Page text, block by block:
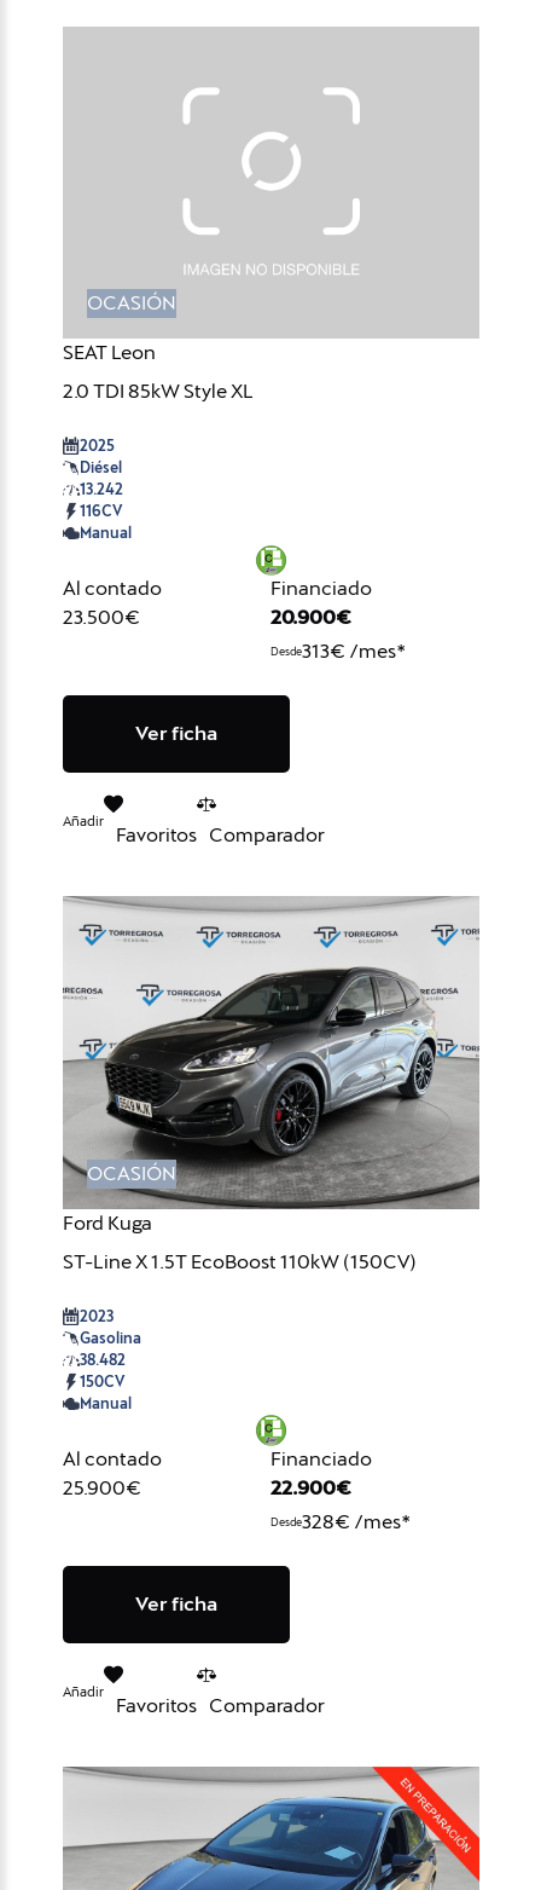
OCASIÓN
SEAT Leon
2.0 TDI 85kW Style XL
2025
Diésel
13.242
116CV
Manual
Al contado
23.500€
Financiado
20.900€
Desde313€ /mes*
Ver ficha
Añadir
Favoritos Comparador
OCASIÓN
Ford Kuga
ST-Line X 1.5T EcoBoost 110kW (150CV)
2023
Gasolina
38.482
150CV
Manual
Al contado
25.900€
Financiado
22.900€
Desde328€ /mes*
Ver ficha
Añadir
Favoritos Comparador